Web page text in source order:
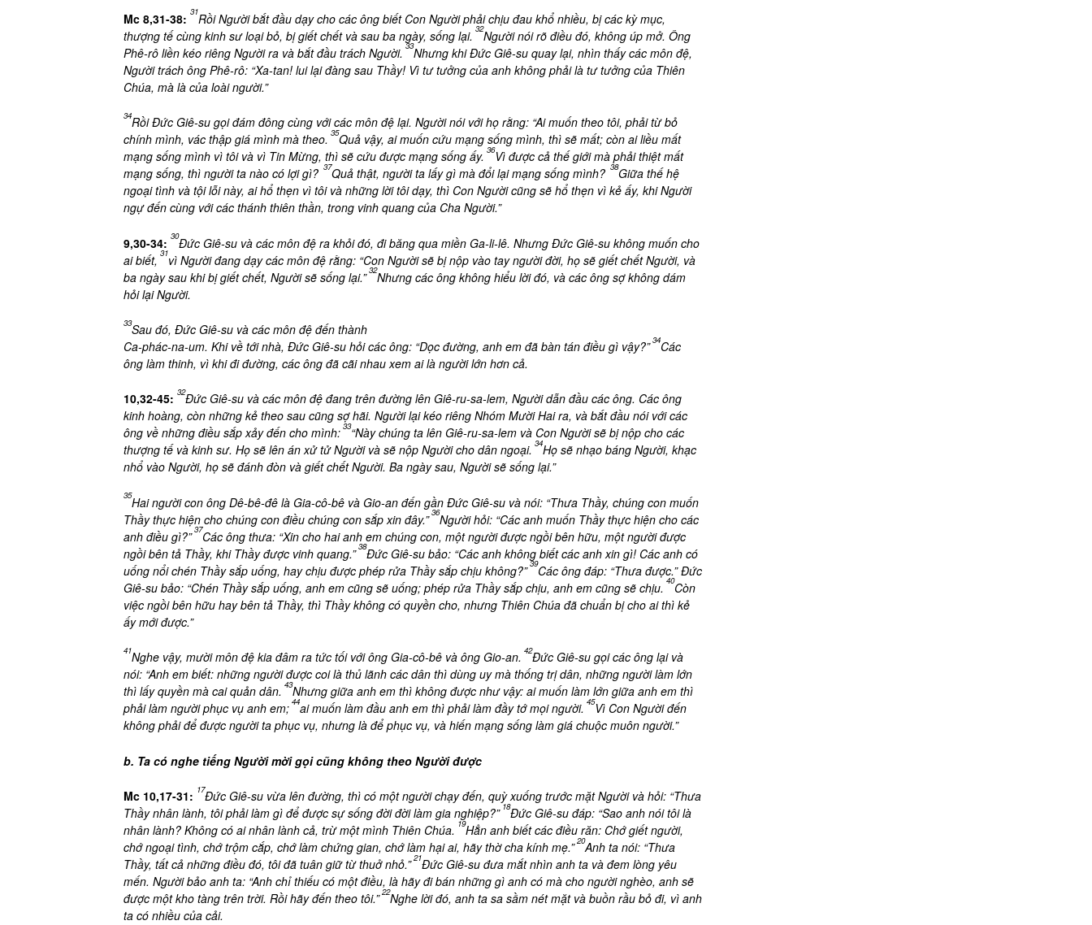
Mc 8,31-38: 31Rồi Người bắt đầu dạy cho các ông biết Con Người phải chịu đau khổ nhiều, bị các kỳ mục,
thượng tế cùng kinh sư loại bỏ, bị giết chết và sau ba ngày, sống lại. 32Người nói rõ điều đó, không úp mở. Ông
Phê-rô liền kéo riêng Người ra và bắt đầu trách Người. 33Nhưng khi Đức Giê-su quay lại, nhìn thấy các môn đệ,
Người trách ông Phê-rô: “Xa-tan! lui lại đàng sau Thầy! Vì tư tưởng của anh không phải là tư tưởng của Thiên
Chúa, mà là của loài người.”
34Rồi Đức Giê-su gọi đám đông cùng với các môn đệ lại. Người nói với họ rằng: “Ai muốn theo tôi, phải từ bỏ
chính mình, vác thập giá mình mà theo. 35Quả vậy, ai muốn cứu mạng sống mình, thì sẽ mất; còn ai liều mất
mạng sống mình vì tôi và vì Tin Mừng, thì sẽ cứu được mạng sống ấy. 36Vì được cả thế giới mà phải thiệt mất
mạng sống, thì người ta nào có lợi gì?37Quả thật, người ta lấy gì mà đổi lại mạng sống mình? 38Giữa thế hệ
ngoại tình và tội lỗi này, ai hổ thẹn vì tôi và những lời tôi dạy, thì Con Người cũng sẽ hổ thẹn vì kẻ ấy, khi Người
ngự đến cùng với các thánh thiên thần, trong vinh quang của Cha Người.”
9,30-34: 30Đức Giê-su và các môn đệ ra khỏi đó, đi băng qua miền Ga-li-lê. Nhưng Đức Giê-su không muốn cho
ai biết, 31vì Người đang dạy các môn đệ rằng: “Con Người sẽ bị nộp vào tay người đời, họ sẽ giết chết Người, và
ba ngày sau khi bị giết chết, Người sẽ sống lại.” 32Nhưng các ông không hiểu lời đó, và các ông sợ không dám
hỏi lại Người.
33Sau đó, Đức Giê-su và các môn đệ đến thành
Ca-phác-na-um. Khi về tới nhà, Đức Giê-su hỏi các ông: “Dọc đường, anh em đã bàn tán điều gì vậy?” 34Các
ông làm thinh, vì khi đi đường, các ông đã cãi nhau xem ai là người lớn hơn cả.
10,32-45: 32Đức Giê-su và các môn đệ đang trên đường lên Giê-ru-sa-lem, Người dẫn đầu các ông. Các ông
kinh hoàng, còn những kẻ theo sau cũng sợ hãi. Người lại kéo riêng Nhóm Mười Hai ra, và bắt đầu nói với các
ông về những điều sắp xảy đến cho mình: 33“Này chúng ta lên Giê-ru-sa-lem và Con Người sẽ bị nộp cho các
thượng tế và kinh sư. Họ sẽ lên án xử tử Người và sẽ nộp Người cho dân ngoại. 34Họ sẽ nhạo báng Người, khạc
nhổ vào Người, họ sẽ đánh đòn và giết chết Người. Ba ngày sau, Người sẽ sống lại.”
35Hai người con ông Dê-bê-đê là Gia-cô-bê và Gio-an đến gần Đức Giê-su và nói: “Thưa Thầy, chúng con muốn
Thầy thực hiện cho chúng con điều chúng con sắp xin đây.” 36Người hỏi: “Các anh muốn Thầy thực hiện cho các
anh điều gì?” 37Các ông thưa: “Xin cho hai anh em chúng con, một người được ngồi bên hữu, một người được
ngồi bên tả Thầy, khi Thầy được vinh quang.” 38Đức Giê-su bảo: “Các anh không biết các anh xin gì! Các anh có
uống nổi chén Thầy sắp uống, hay chịu được phép rửa Thầy sắp chịu không?”39Các ông đáp: “Thưa được.” Đức
Giê-su bảo: “Chén Thầy sắp uống, anh em cũng sẽ uống; phép rửa Thầy sắp chịu, anh em cũng sẽ chịu. 40Còn
việc ngồi bên hữu hay bên tả Thầy, thì Thầy không có quyền cho, nhưng Thiên Chúa đã chuẩn bị cho ai thì kẻ
ấy mới được.”
41Nghe vậy, mười môn đệ kia đâm ra tức tối với ông Gia-cô-bê và ông Gio-an. 42Đức Giê-su gọi các ông lại và
nói: “Anh em biết: những người được coi là thủ lãnh các dân thì dùng uy mà thống trị dân, những người làm lớn
thì lấy quyền mà cai quản dân. 43Nhưng giữa anh em thì không được như vậy: ai muốn làm lớn giữa anh em thì
phải làm người phục vụ anh em; 44ai muốn làm đầu anh em thì phải làm đầy tớ mọi người. 45Vì Con Người đến
không phải để được người ta phục vụ, nhưng là để phục vụ, và hiến mạng sống làm giá chuộc muôn người.”
b. Ta có nghe tiếng Người mời gọi cũng không theo Người được
Mc 10,17-31: 17Đức Giê-su vừa lên đường, thì có một người chạy đến, quỳ xuống trước mặt Người và hỏi: “Thưa
Thầy nhân lành, tôi phải làm gì để được sự sống đời đời làm gia nghiệp?”18Đức Giê-su đáp: “Sao anh nói tôi là
nhân lành? Không có ai nhân lành cả, trừ một mình Thiên Chúa. 19Hẳn anh biết các điều răn: Chớ giết người,
chớ ngoại tình, chớ trộm cắp, chớ làm chứng gian, chớ làm hại ai, hãy thờ cha kính mẹ.” 20Anh ta nói: “Thưa
Thầy, tất cả những điều đó, tôi đã tuân giữ từ thuở nhỏ.” 21Đức Giê-su đưa mắt nhìn anh ta và đem lòng yêu
mến. Người bảo anh ta: “Anh chỉ thiếu có một điều, là hãy đi bán những gì anh có mà cho người nghèo, anh sẽ
được một kho tàng trên trời. Rồi hãy đến theo tôi.” 22Nghe lời đó, anh ta sa sầm nét mặt và buồn rầu bỏ đi, vì anh
ta có nhiều của cải.